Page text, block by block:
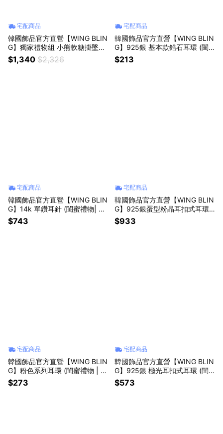
宅配商品
韓國飾品官方直營【WING BLIN
G】獨家禮物組 小熊軟糖掛墜
+項鍊 (閨蜜禮物| 情人送禮 | 獅
子座生日禮物🎁)
$1,340 $2,326
宅配商品
韓國飾品官方直營【WING BLIN
G】925銀 基本款鋯石耳環 (閨
蜜禮物 | 情人送禮 | 獅子座生日
禮物🎁)
$213
宅配商品
韓國飾品官方直營【WING BLIN
G】14k 單鑽耳針 (閨蜜禮物| 情
人送禮 | 獅子座生日禮物🎁)
$743
宅配商品
韓國飾品官方直營【WING BLIN
G】925銀蛋型粉晶耳扣式耳環
(閨蜜禮物 | 情人送禮 | 獅子座生
日禮物🎁)
$933
宅配商品
韓國飾品官方直營【WING BLIN
G】粉色系列耳環 (閨蜜禮物 | 情
人送禮 | 獅子座生日禮物🎁)
$273
宅配商品
韓國飾品官方直營【WING BLIN
G】925銀 極光耳扣式耳環 (閨
蜜禮物 | 情人送禮 | 獅子座生日
禮物🎁)
$573